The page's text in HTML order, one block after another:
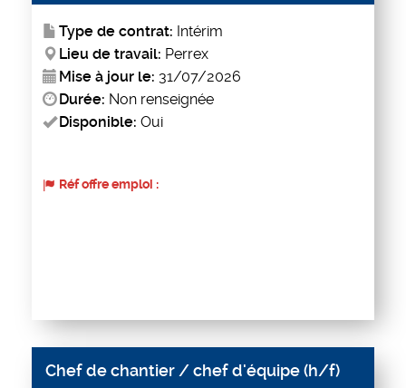
Type de contrat: Intérim
Lieu de travail: Perrex
Mise à jour le: 31/07/2026
Durée: Non renseignée
Disponible: Oui
Réf offre emploi :
Chef de chantier / chef d'équipe (h/f)